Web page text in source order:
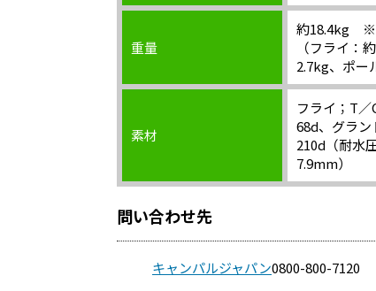
重量
約18.4kg ※
（フライ：
2.7kg、ポー
素材
フライ；T
68d、グラ
210d（耐水
7.9mm）
問い合わせ先
キャンパルジャパン0800-800-7120